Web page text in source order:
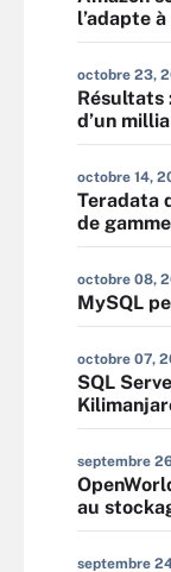
l’adapte
octobre 23,
Résultats
d’un
octobre 14,
Teradata
de gamme
octobre 08,
MySQL
octobre 07,
SQL
septembre
au
septembre